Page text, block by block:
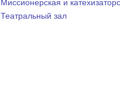
Миссионерская и
Театральный зал